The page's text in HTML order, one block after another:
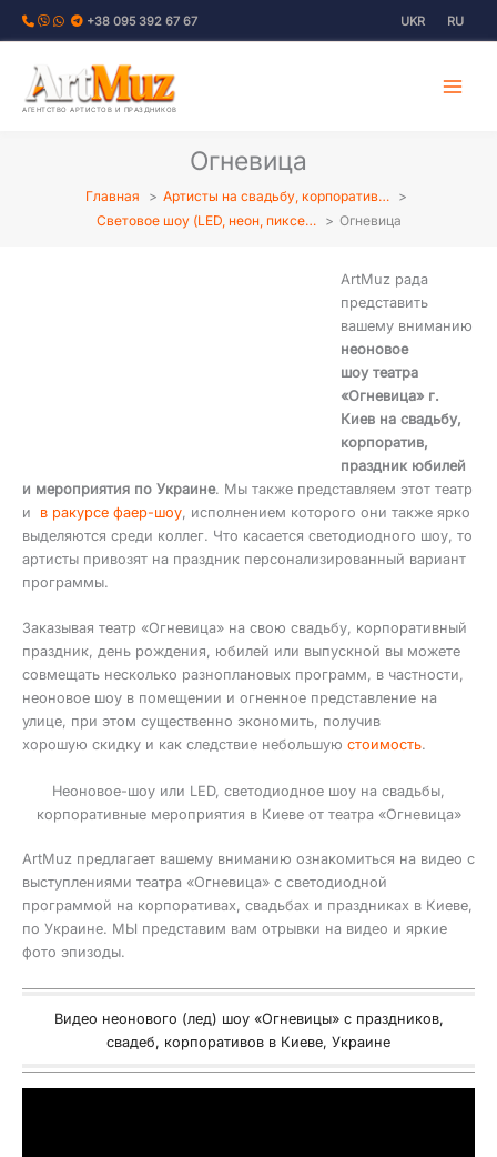
Перейти
+38 095 392 67 67 UKR RU
АГЕНТСТВО АРТИСТОВ И ПРАЗДНИКОВ
Огневица
Главная
Артисты на свадьбу, корпоратив…
Световое шоу (LED, неон, пиксе…
Огневица
ArtMuz рада
представить
вашему вниманию
неоновое
шоу театра
«Огневица» г.
Киев на свадьбу,
корпоратив,
праздник юбилей
и мероприятия по Украине. Мы также представляем этот театр
и
в ракурсе фаер-шоу, исполнением которого они также ярко
выделяются среди коллег. Что касается светодиодного шоу, то
артисты привозят на праздник персонализированный вариант
программы.
Заказывая театр «Огневица» на свою свадьбу, корпоративный
праздник, день рождения, юбилей или выпускной вы можете
совмещать несколько разноплановых программ, в частности,
неоновое шоу в помещении и огненное представление на
улице, при этом существенно экономить, получив
хорошую скидку и как следствие небольшую стоимость.
Неоновое-шоу или LED, светодиодное шоу на свадьбы,
корпоративные мероприятия в Киеве от театра «Огневица»
ArtMuz предлагает вашему вниманию ознакомиться на видео с
выступлениями театра «Огневица» с светодиодной
программой на корпоративах, свадьбах и праздниках в Киеве,
по Украине. МЫ представим вам отрывки на видео и яркие
фото эпизоды.
Видео неонового (лед) шоу «Огневицы» с праздников,
свадеб, корпоративов в Киеве, Украине